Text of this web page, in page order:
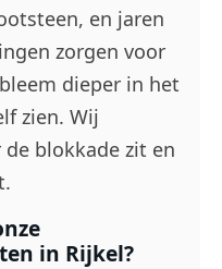
en jaren
zorgen voor
dieper in het
zien. Wij
blokkade zit en
in Rijkel?